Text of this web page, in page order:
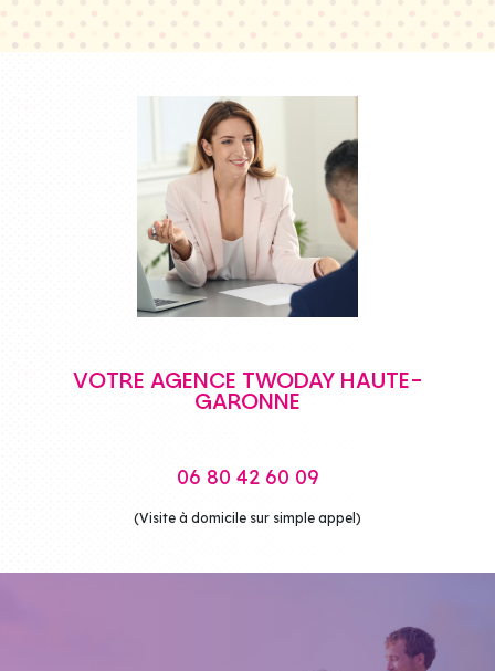
VOTRE AGENCE TWODAY HAUTE-
GARONNE
06 80 42 60 09
(Visite à domicile sur simple appel)